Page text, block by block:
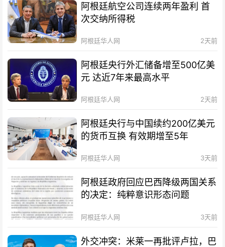
阿根廷航空公司连续两年盈利 首
次交纳所得税
阿根廷华人网 2天前
阿根廷央行外汇储备增至500亿美
元 达近7年来最高水平
阿根廷华人网 2天前
阿根廷央行与中国续约200亿美元
的货币互换 有效期增至5年
阿根廷华人网 3天前
阿根廷政府回应巴西降级两国关系
的决定：纯粹意识形态问题
阿根廷华人网 3天前
外交冲突：米莱一再批评卢拉，巴